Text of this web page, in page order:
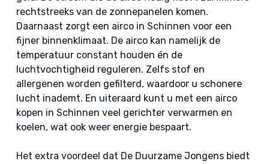
rechtstreeks van de zonnepanelen komen.
Daarnaast zorgt een airco in Schinnen voor een
fijner binnenklimaat. De airco kan namelijk de
temperatuur constant houden én de
luchtvochtigheid reguleren. Zelfs stof en
allergenen worden gefilterd, waardoor u schonere
lucht inademt. En uiteraard kunt u met een airco
kopen in Schinnen veel gerichter verwarmen en
koelen, wat ook weer energie bespaart.
Het extra voordeel dat De Duurzame Jongens biedt